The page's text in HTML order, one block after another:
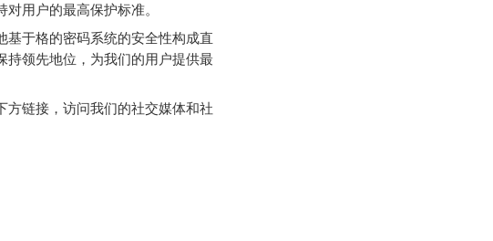
用户的最高保护标准。
基于格的密码系统的安全性构成直
持领先地位，为我们的用户提供最
方链接，访问我们的社交媒体和社